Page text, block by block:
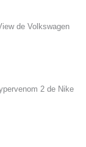
de Volkswagen
2 de Nike